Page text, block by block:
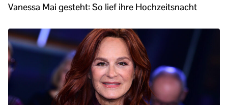
Vanessa Mai gesteht: So lief ihre Hochzeitsnacht